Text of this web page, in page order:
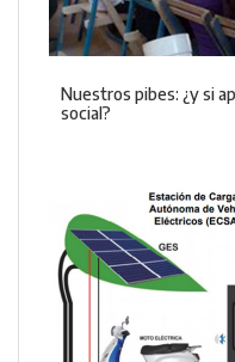
Nuestros pibes: ¿y si
social?